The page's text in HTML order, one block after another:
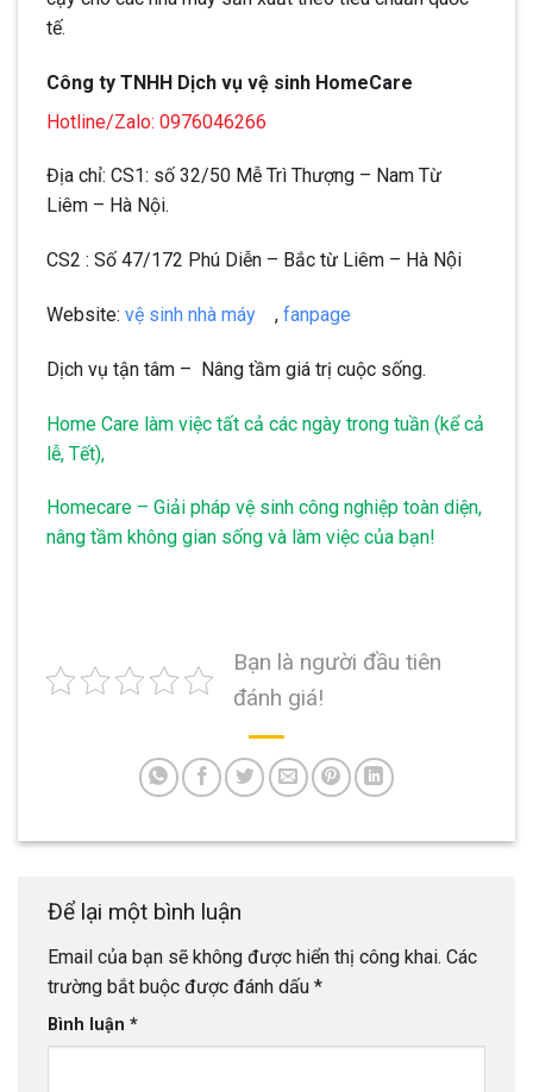
tế.
Công ty TNHH Dịch vụ vệ sinh HomeCare
Hotline/Zalo: 0976046266
Địa chỉ: CS1: số 32/50 Mễ Trì Thượng – Nam Từ
Liêm – Hà Nội.
CS2 : Số 47/172 Phú Diễn – Bắc từ Liêm – Hà Nội
Website: vệ sinh nhà máy , fanpage
Dịch vụ tận tâm – Nâng tầm giá trị cuộc sống.
Home Care làm việc tất cả các ngày trong tuần (kể cả
lễ, Tết),
Homecare – Giải pháp vệ sinh công nghiệp toàn diện,
nâng tầm không gian sống và làm việc của bạn!
Bạn là người đầu tiên
đánh giá!
Để lại một bình luận
Email của bạn sẽ không được hiển thị công khai. Các
trường bắt buộc được đánh dấu *
Bình luận *